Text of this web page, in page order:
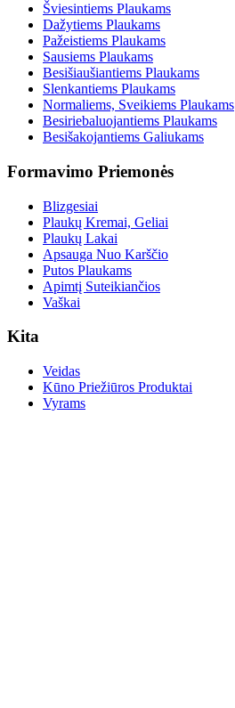
Šviesintiems Plaukams
Dažytiems Plaukams
Pažeistiems Plaukams
Sausiems Plaukams
Besišiaušiantiems Plaukams
Slenkantiems Plaukams
Normaliems, Sveikiems Plaukams
Besiriebaluojantiems Plaukams
Besišakojantiems Galiukams
Formavimo Priemonės
Blizgesiai
Plaukų Kremai, Geliai
Plaukų Lakai
Apsauga Nuo Karščio
Putos Plaukams
Apimtį Suteikiančios
Vaškai
Kita
Veidas
Kūno Priežiūros Produktai
Vyrams